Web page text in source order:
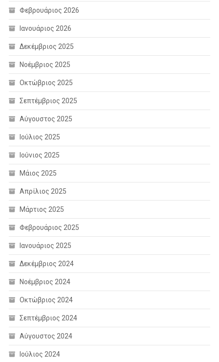
Φεβρουάριος 2026
Ιανουάριος 2026
Δεκέμβριος 2025
Νοέμβριος 2025
Οκτώβριος 2025
Σεπτέμβριος 2025
Αύγουστος 2025
Ιούλιος 2025
Ιούνιος 2025
Μάιος 2025
Απρίλιος 2025
Μάρτιος 2025
Φεβρουάριος 2025
Ιανουάριος 2025
Δεκέμβριος 2024
Νοέμβριος 2024
Οκτώβριος 2024
Σεπτέμβριος 2024
Αύγουστος 2024
Ιούλιος 2024